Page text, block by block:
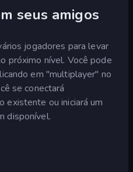
seus amigos
jogadores para levar
próximo nível. Você pode
em "multiplayer" no
se conectará
existente ou iniciará um
disponível.